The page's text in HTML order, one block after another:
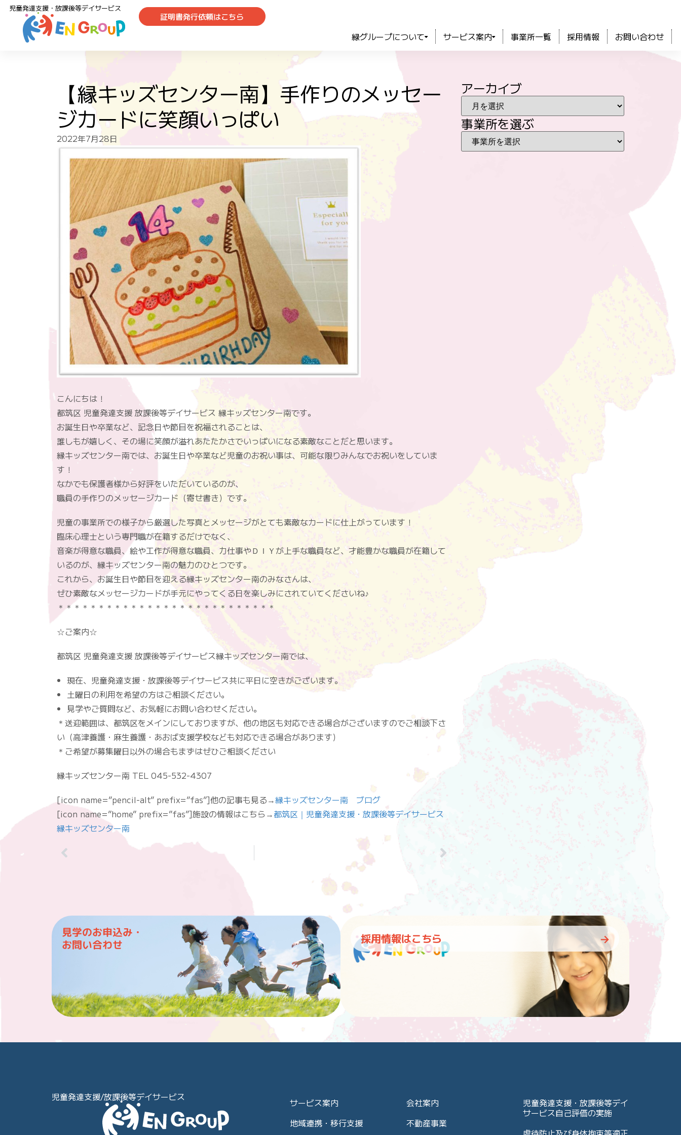
児童発達支援・放課後等デイサービス
証明書発行依頼はこちら
緑グループについて サービス案内 事業所一覧 採用情報 お問い合わせ
【縁キッズセンター南】手作りのメッセー
ジカードに笑顔いっぱい
2022年7月28日
こんにちは！
都筑区 児童発達支援 放課後等デイサービス 縁キッズセンター南です。
お誕生日や卒業など、記念日や節目を祝福されることは、
誰しもが嬉しく、その場に笑顔が溢れあたたかさでいっぱいになる素敵なことだと思います。
縁キッズセンター南では、お誕生日や卒業など児童のお祝い事は、可能な限りみんなでお祝いをしていま
す！
なかでも保護者様から好評をいただいているのが、
職員の手作りのメッセージカード（寄せ書き）です。
児童の事業所での様子から厳選した写真とメッセージがとても素敵なカードに仕上がっています！
臨床心理士という専門職が在籍するだけでなく、
音楽が得意な職員、絵や工作が得意な職員、力仕事やＤＩＹが上手な職員など、才能豊かな職員が在籍して
いるのが、縁キッズセンター南の魅力のひとつです。
これから、お誕生日や節目を迎える縁キッズセンター南のみなさんは、
ぜひ素敵なメッセージカードが手元にやってくる日を楽しみにされていてくださいね♪
＊＊＊＊＊＊＊＊＊＊＊＊＊＊＊＊＊＊＊＊＊＊＊＊＊＊＊
☆ご案内☆
都筑区 児童発達支援 放課後等デイサービス縁キッズセンター南では、
現在、児童発達支援・放課後等デイサービス共に平日に空きがございます。
土曜日の利用を希望の方はご相談ください。
見学やご質問など、お気軽にお問い合わせください。
＊送迎範囲は、都筑区をメインにしておりますが、他の地区も対応できる場合がございますのでご相談下さ
い（高津養護・麻生養護・あおば支援学校なども対応できる場合があります）
＊ご希望が募集曜日以外の場合もまずはぜひご相談ください
縁キッズセンター南 TEL 045-532-4307
[icon name=”pencil-alt” prefix=”fas”]他の記事も見る→縁キッズセンター南 ブログ
[icon name=”home” prefix=”fas”]施設の情報はこちら→都筑区｜児童発達支援・放課後等デイサービス
縁キッズセンター南
アーカイブ
事業所を選ぶ
見学のお申込み・
お問い合わせ
採用情報はこちら
児童発達支援/放課後等デイサービス
サービス案内
地域連携・移行支援
会社案内
不動産事業
児童発達支援・放課後等デイ
サービス自己評価の実施